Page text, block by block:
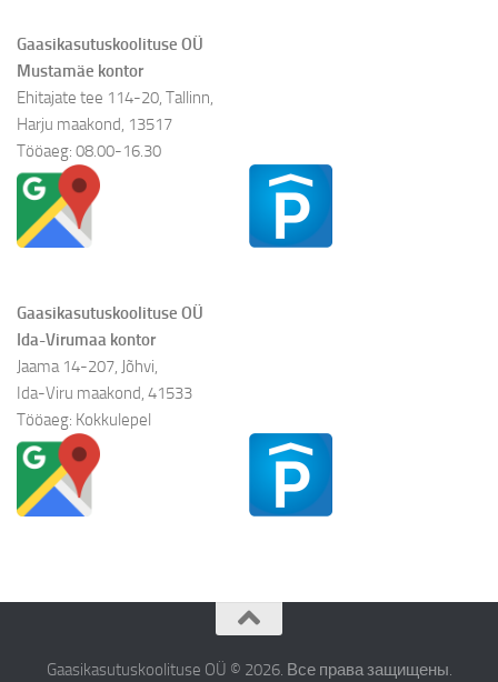
Gaasikasutuskoolituse OÜ
Mustamäe kontor
Ehitajate tee 114-20, Tallinn,
Harju maakond, 13517
Tööaeg: 08.00-16.30
Gaasikasutuskoolituse OÜ
Ida-Virumaa kontor
Jaama 14-207, Jõhvi,
Ida-Viru maakond, 41533
Tööaeg: Kokkulepel
Gaasikasutuskoolituse OÜ © 2026. Все права защищены.